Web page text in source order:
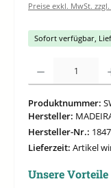
Preise exkl. MwSt.
Sofort verfügbar,
Produkt Anzahl: Gib
Produktnummer:
Hersteller:
Hersteller-Nr.:
Lieferzeit: Artikel
Unsere Vorteile